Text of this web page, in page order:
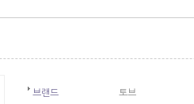
브랜드
토브